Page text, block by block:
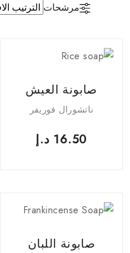
مرشحات
صابونة العيش
ناتشورال فوريفر
16.50 د.إ
صابونة اللبان